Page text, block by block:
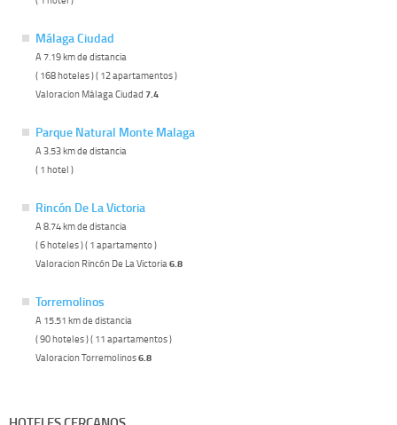
Málaga Ciudad
A 7.19 km de distancia
( 168 hoteles ) ( 12 apartamentos )
Valoracion Málaga Ciudad 7.4
Parque Natural Monte Malaga
A 3.53 km de distancia
( 1 hotel )
Rincón De La Victoria
A 8.74 km de distancia
( 6 hoteles ) ( 1 apartamento )
Valoracion Rincón De La Victoria 6.8
Torremolinos
A 15.51 km de distancia
( 90 hoteles ) ( 11 apartamentos )
Valoracion Torremolinos6.8